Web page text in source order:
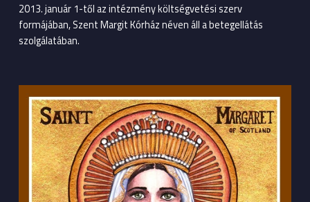
2013. január 1-től az intézmény költségvetési szerv
formájában, Szent Margit Kórház néven áll a betegellátás
szolgálatában.